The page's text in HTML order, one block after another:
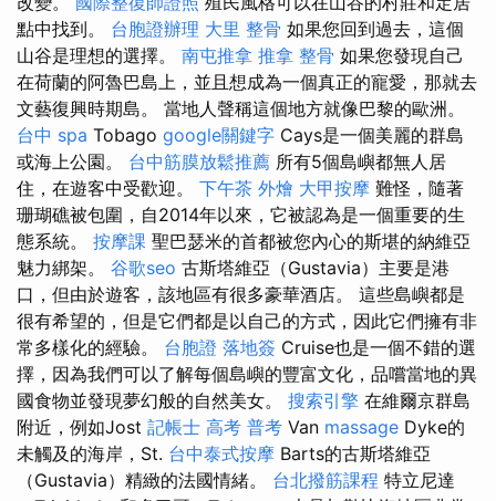
點中找到。 台胞證辦理 大里 整骨 如果您回到過去，這個
山谷是理想的選擇。 南屯推拿 推拿 整骨 如果您發現自己
在荷蘭的阿魯巴島上，並且想成為一個真正的寵愛，那就去
文藝復興時期島。 當地人聲稱這個地方就像巴黎的歐洲。
台中 spa Tobago google關鍵字 Cays是一個美麗的群島
或海上公園。 台中筋膜放鬆推薦 所有5個島嶼都無人居
住，在遊客中受歡迎。 下午茶 外燴 大甲按摩 難怪，隨著
珊瑚礁被包圍，自2014年以來，它被認為是一個重要的生
態系統。 按摩課 聖巴瑟米的首都被您內心的斯堪的納維亞
魅力綁架。 谷歌seo 古斯塔維亞（Gustavia）主要是港
口，但由於遊客，該地區有很多豪華酒店。 這些島嶼都是
很有希望的，但是它們都是以自己的方式，因此它們擁有非
常多樣化的經驗。 台胞證 落地簽 Cruise也是一個不錯的選
擇，因為我們可以了解每個島嶼的豐富文化，品嚐當地的異
國食物並發現夢幻般的自然美女。 搜索引擎 在維爾京群島
附近，例如Jost 記帳士 高考 普考 Van massage Dyke的
未觸及的海岸，St. 台中泰式按摩 Barts的古斯塔維亞
（Gustavia）精緻的法國情緒。 台北撥筋課程 特立尼達